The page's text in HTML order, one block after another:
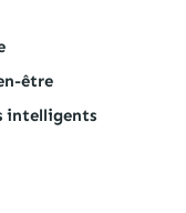
être
intelligents